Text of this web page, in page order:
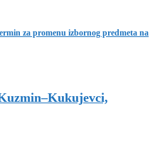
za promenu izbornog predmeta na